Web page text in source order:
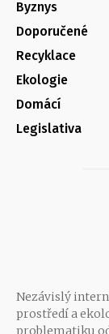
Byznys
Doporučené
Recyklace
Ekologie
Domácí
Legislativa
Nezávislý
prostředí a
problematiku